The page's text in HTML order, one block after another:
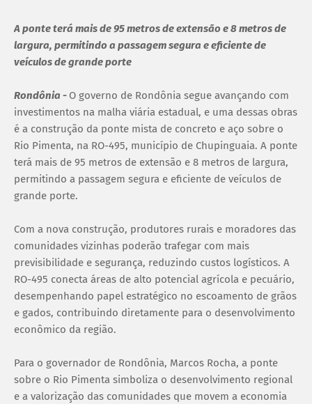
A ponte terá mais de 95 metros de extensão e 8 metros de
largura, permitindo a passagem segura e eficiente de
veículos de grande porte
Rondônia - O governo de Rondônia segue avançando com
investimentos na malha viária estadual, e uma dessas obras
é a construção da ponte mista de concreto e aço sobre o
Rio Pimenta, na RO-495, município de Chupinguaia. A ponte
terá mais de 95 metros de extensão e 8 metros de largura,
permitindo a passagem segura e eficiente de veículos de
grande porte.
Com a nova construção, produtores rurais e moradores das
comunidades vizinhas poderão trafegar com mais
previsibilidade e segurança, reduzindo custos logísticos. A
RO-495 conecta áreas de alto potencial agrícola e pecuário,
desempenhando papel estratégico no escoamento de grãos
e gados, contribuindo diretamente para o desenvolvimento
econômico da região.
Para o governador de Rondônia, Marcos Rocha, a ponte
sobre o Rio Pimenta simboliza o desenvolvimento regional
e a valorização das comunidades que movem a economia